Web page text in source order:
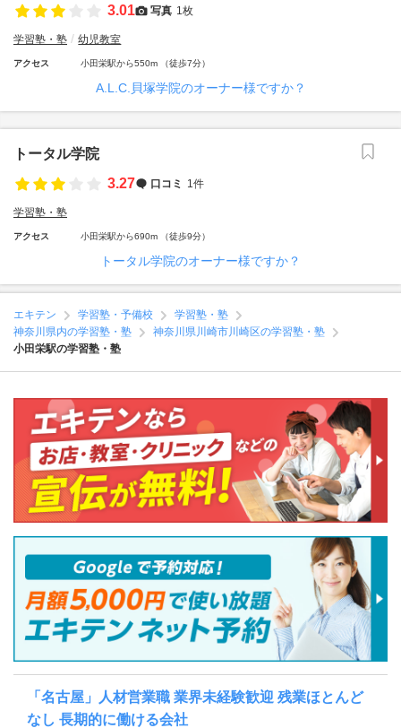
3.01 写真 1枚
学習塾・塾 幼児教室
アクセス 小田栄駅から550m （徒歩7分）
A.L.C.貝塚学院のオーナー様ですか？
トータル学院
3.27
口コミ 1件
学習塾・塾
アクセス 小田栄駅から690m （徒歩9分）
トータル学院のオーナー様ですか？
エキテン 学習塾・予備校
学習塾・塾
神奈川県内の学習塾・塾
神奈川県川崎市川崎区の学習塾・塾
小田栄駅の学習塾・塾
「名古屋」人材営業職 業界未経験歓迎 残業ほとんど
なし 長期的に働ける会社